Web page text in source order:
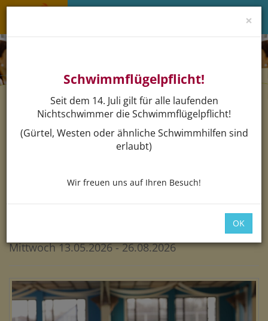
Schwimmkurs für
Fortgeschrittene / Kids 16:30
Uhr
Mittwoch 13.05.2026 - 26.08.2026
×
Schwimmflügelpflicht!
Seit dem 14. Juli gilt für alle laufenden
Nichtschwimmer die Schwimmflügelpflicht!
(Gürtel, Westen oder ähnliche Schwimmhilfen sind
erlaubt)
Wir freuen uns auf Ihren Besuch!
OK